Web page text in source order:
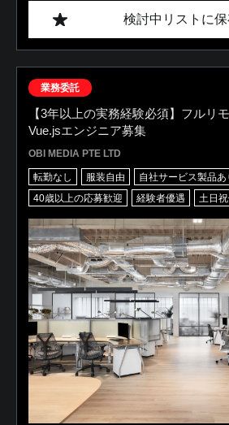
検討中リストに
業務委託
【3年以上の実務経験必須】フルリ
Vue.jsエンジニア募集
OBI MEDIA PTE LTD
転勤なし 服装自由
自社サービス製品あ
40歳以上の応募歓迎
経験者優遇 土日